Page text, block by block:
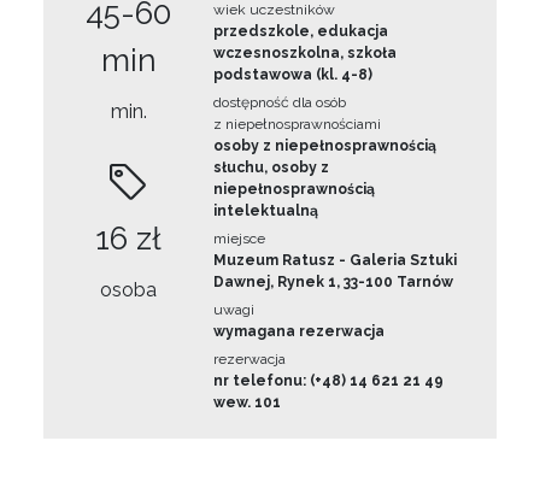
45-60
min
min.
16 zł
osoba
wiek uczestników
przedszkole, edukacja
wczesnoszkolna, szkoła
podstawowa (kl. 4-8)
dostępność dla osób
z niepełnosprawnościami
osoby z niepełnosprawnością
słuchu, osoby z
niepełnosprawnością
intelektualną
miejsce
Muzeum Ratusz - Galeria Sztuki
Dawnej, Rynek 1, 33-100 Tarnów
uwagi
wymagana rezerwacja
rezerwacja
nr telefonu: (+48) 14 621 21 49
wew. 101